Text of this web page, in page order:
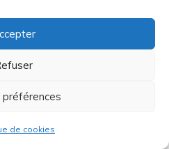
préférences
de cookies
Vous trouverez des
paramétrer vos
dans l’administration.
la TVA pour vos clients